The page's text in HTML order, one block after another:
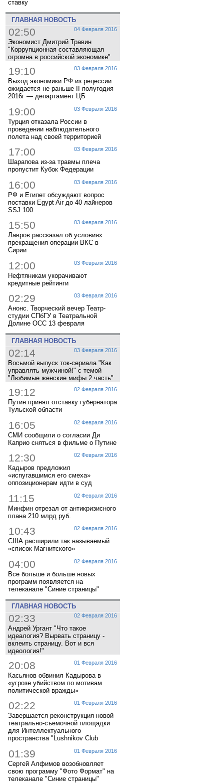
ставку
ГЛАВНАЯ НОВОСТЬ
04 Февраля 2016
02:50
Экономист Дмитрий Травин
"Коррупционная составляющая
огромна в российской экономике"
03 Февраля 2016
19:10
Выход экономики РФ из рецессии
ожидается не раньше II полугодия
2016г — департамент ЦБ
03 Февраля 2016
19:00
Турция отказала России в
проведении наблюдательного
полета над своей территорией
03 Февраля 2016
17:00
Шарапова из-за травмы плеча
пропустит Кубок Федерации
03 Февраля 2016
16:00
РФ и Египет обсуждают вопрос
поставки Egypt Air до 40 лайнеров
SSJ 100
03 Февраля 2016
15:50
Лавров рассказал об условиях
прекращения операции ВКС в
Сирии
03 Февраля 2016
12:00
Нефтяникам укорачивают
кредитные рейтинги
03 Февраля 2016
02:29
Анонс. Творческий вечер Театр-
студии СПбГУ в Театральной
Долине ОСС 13 февраля
ГЛАВНАЯ НОВОСТЬ
03 Февраля 2016
02:14
Восьмой выпуск ток-сериала "Как
управлять мужчиной!" с темой
"Любимые женские мифы 2 часть"
02 Февраля 2016
19:12
Путин принял отставку губернатора
Тульской области
02 Февраля 2016
16:05
СМИ сообщили о согласии Ди
Каприо сняться в фильме о Путине
02 Февраля 2016
12:30
Кадыров предложил
«испугавшимся его смеха»
оппозиционерам идти в суд
02 Февраля 2016
11:15
Минфин отрезал от антикризисного
плана 210 млрд руб.
02 Февраля 2016
10:43
США расширили так называемый
«список Магнитского»
02 Февраля 2016
04:00
Все больше и больше новых
программ появляется на
телеканале "Синие страницы"
ГЛАВНАЯ НОВОСТЬ
02 Февраля 2016
02:33
Андрей Ургант "Что такое
идеалогия? Вырвать страницу -
вклеить страницу. Вот и вся
идеология!"
01 Февраля 2016
20:08
Касьянов обвинил Кадырова в
«угрозе убийством по мотивам
политической вражды»
01 Февраля 2016
02:22
Завершается реконструкция новой
театрально-съемочной площадки
для Интеллектуального
пространства "Lushnikov Club
01 Февраля 2016
01:39
Сергей Алфимов возобновляет
свою программу "Фото Формат" на
телеканале "Синие страницы"